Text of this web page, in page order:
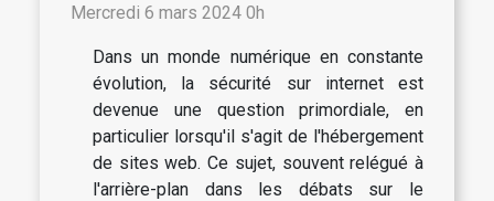
Mercredi 6 mars 2024 0h
Dans un monde numérique en constante
évolution, la sécurité sur internet est
devenue une question primordiale, en
particulier lorsqu'il s'agit de l'hébergement
de sites web. Ce sujet, souvent relégué à
l'arrière-plan dans les débats sur le